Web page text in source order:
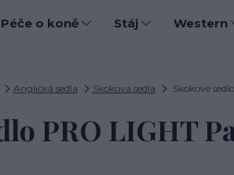
Péče o koně Stáj Western
Anglická sedla Skoková sedla Skokové
PRO LIGHT